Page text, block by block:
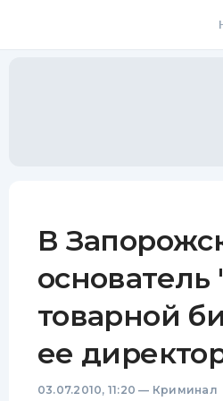
В
товарной
ее
03.07.2010, 11:20 — Криминал